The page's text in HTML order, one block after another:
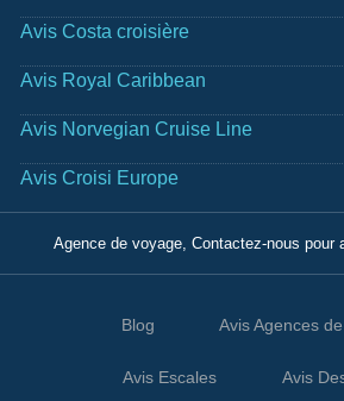
Avis Costa croisière
Avis Royal Caribbean
Avis Norvegian Cruise Line
Avis Croisi Europe
Agence de voyage, Contactez-nous pour
Blog Avis Agences
Avis Escales Avis